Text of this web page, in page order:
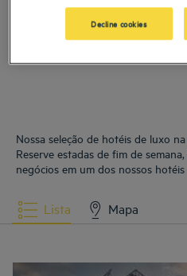
Adis Abeba
Nossa seleção de hotéis de luxo
Reserve estadas de fim de
negócios em um dos nossos
Lista Mapa
Decline cookies